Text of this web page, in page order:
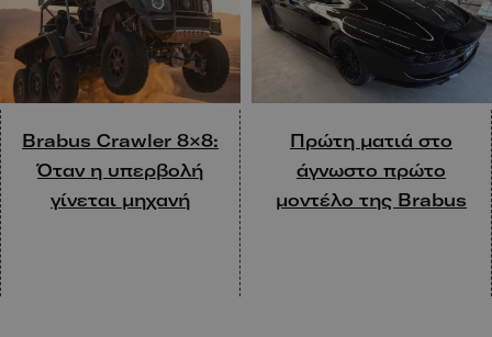
Brabus Crawler 8×8:
Όταν η υπερβολή
γίνεται μηχανή
Πρώτη ματιά στο
άγνωστο πρώτο
μοντέλο της Brabus